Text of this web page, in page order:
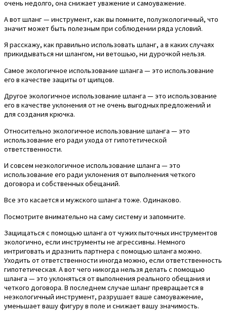
очень недолго, она снижает уважение и самоуважение.
А вот шланг — инструмент, как вы помните, полуэкологичный, что
значит может быть полезным при соблюдении ряда условий.
Я расскажу, как правильно использовать шланг, а в каких случаях
прикидываться ни шлангом, ни ветошью, ни дурочкой нельзя.
Самое экологичное использование шланга — это использование
его в качестве защиты от щипцов.
Другое экологичное использование шланга — это использование
его в качестве уклонения от не очень выгодных предложений и
для создания крючка.
Относительно экологичное использование шланга — это
использование его ради ухода от гипотетической
ответственности.
И совсем неэкологичное использование шланга — это
использование его ради уклонения от выполнения четкого
договора и собственных обещаний.
Все это касается и мужского шланга тоже. Одинаково.
Посмотрите внимательно на саму систему и запомните.
Защищаться с помощью шланга от чужих пыточных инструментов
экологично, если инструменты не агрессивны. Немного
интриговать и дразнить партнера с помощью шланга можно.
Уходить от ответственности иногда можно, если ответственность
гипотетическая. А вот чего никогда нельзя делать с помощью
шланга — это уклоняться от выполнения реального обещания и
четкого договора. В последнем случае шланг превращается в
неэкологичный инструмент, разрушает ваше самоуважение,
уменьшает вашу фигуру в поле и снижает вашу значимость.